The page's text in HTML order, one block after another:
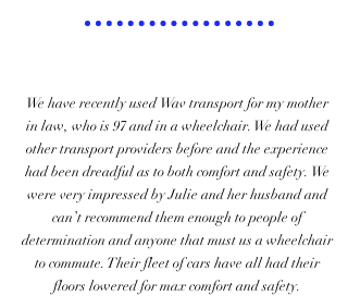
We have recently used Wav transport for my mother
in law, who is 97 and in a wheelchair. We had used
other transport providers before and the experience
had been dreadful as to both comfort and safety. We
were very impressed by Julie and her husband and
can’t recommend them enough to people of
determination and anyone that must us a wheelchair
to commute. Their fleet of cars have all had their
floors lowered for max comfort and safety.​